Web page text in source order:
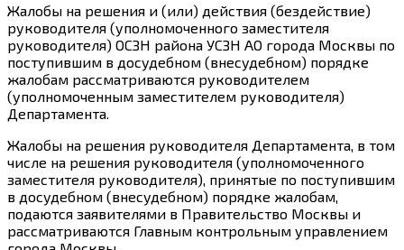
Жалобы на решения и (или) действия (бездействие)
руководителя (уполномоченного заместителя
руководителя) ОСЗН района УСЗН АО города Москвы по
поступившим в досудебном (внесудебном) порядке
жалобам рассматриваются руководителем
(уполномоченным заместителем руководителя)
Департамента.
Жалобы на решения руководителя Департамента, в том
числе на решения руководителя (уполномоченного
заместителя руководителя), принятые по поступившим
в досудебном (внесудебном) порядке жалобам,
подаются заявителями в Правительство Москвы и
рассматриваются Главным контрольным управлением